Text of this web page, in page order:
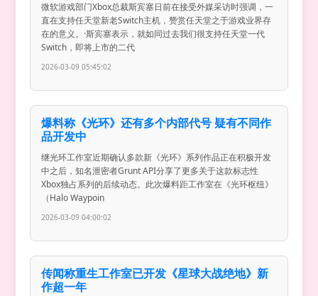
微软游戏部门Xbox总裁斯宾塞日前在接受外媒采访时强调，一
直在支持任天堂新老Switch主机，赞赏任天堂之于游戏业界存
在的意义。·斯宾塞表示，就如同过去我们很支持任天堂一代
Switch，即将上市的二代
2026-03-09 05:45:02
爆料称《光环》还有多个内部代号 疑有不同作
品开发中
继光环工作室近期确认多款新《光环》系列作品正在积极开发
中之后，知名泄密者Grunt API分享了更多关于这款标志性
Xbox独占系列的后续动态。此次爆料距工作室在《光环枢纽》
（Halo Waypoin
2026-03-09 04:00:02
传闻称重生工作室已开发《星球大战绝地》新
作超一年